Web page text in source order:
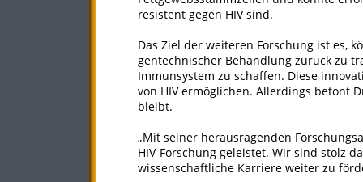
resistent gegen HIV sind.
Das Ziel der weiteren Forschung ist es,
gentechnischer Behandlung zurück zu
Immunsystem zu schaffen. Diese
von HIV ermöglichen. Allerdings betont
bleibt.
„Mit seiner herausragenden
HIV-Forschung geleistet. Wir sind stolz
wissenschaftliche Karriere weiter zu